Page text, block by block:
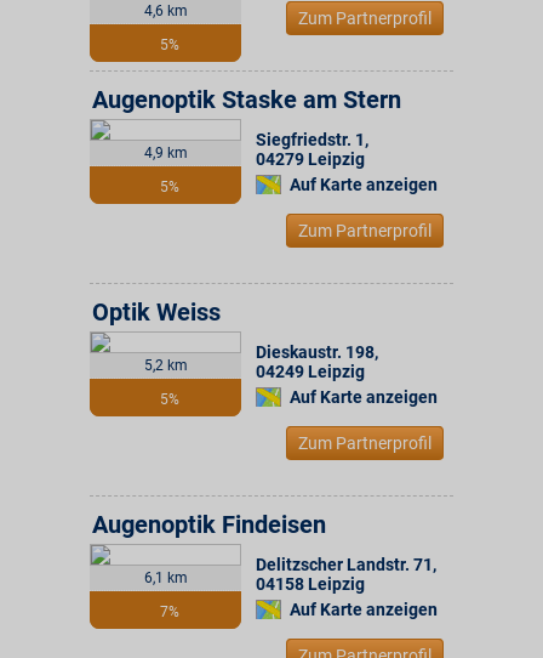
4,6 km
5%
Zum Partnerprofil
4,9 km
5%
Augenoptik Staske am Stern
Siegfriedstr. 1,
04279 Leipzig
Auf Karte anzeigen
Zum Partnerprofil
5,2 km
5%
Optik Weiss
Dieskaustr. 198,
04249 Leipzig
Auf Karte anzeigen
Zum Partnerprofil
6,1 km
7%
Augenoptik Findeisen
Delitzscher Landstr. 71,
04158 Leipzig
Auf Karte anzeigen